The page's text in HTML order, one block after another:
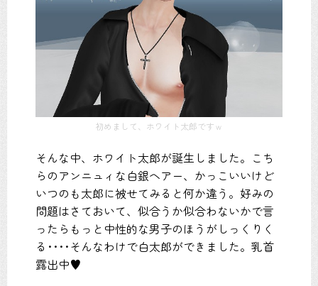
初めまして、ホワイト太郎ですｗ
そんな中、ホワイト太郎が誕生しました。こち
らのアンニュィな白銀ヘアー、かっこいいけど
いつのも太郎に被せてみると何か違う。好みの
問題はさておいて、似合うか似合わないかで言
ったらもっと中性的な男子のほうがしっくりく
る････そんなわけで白太郎ができました。乳首
露出中♥